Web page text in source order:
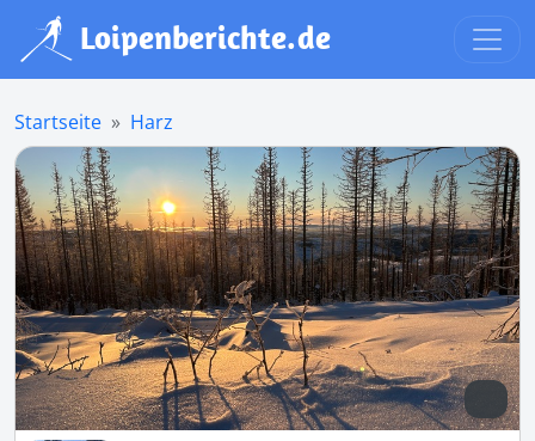
Startseite Harz